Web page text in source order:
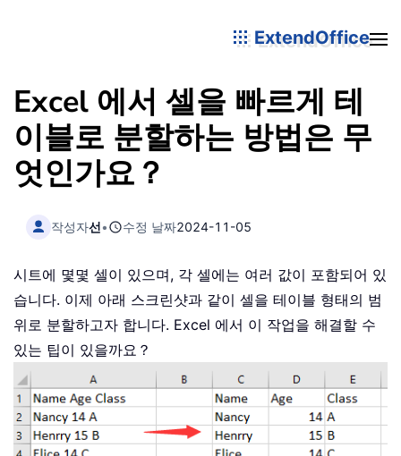
ExtendOffice
Excel 에서 셀을 빠르게 테
이블로 분할하는 방법은 무
엇인가요？
작성자선• 수정 날짜2024-11-05
시트에 몇몇 셀이 있으며, 각 셀에는 여러 값이 포함되어 있
습니다. 이제 아래 스크린샷과 같이 셀을 테이블 형태의 범
위로 분할하고자 합니다. Excel 에서 이 작업을 해결할 수
있는 팁이 있을까요？